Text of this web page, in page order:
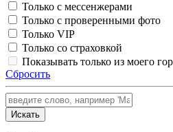
Только с мессенжерами
Только с проверенными фото
Только VIP
Только со страховкой
Показывать только из моего
Сбросить
Искать